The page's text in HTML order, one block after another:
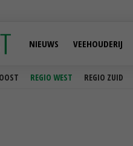
REGIO WEST REGIO ZUID
NIEUWS VEEHOUDERIJ